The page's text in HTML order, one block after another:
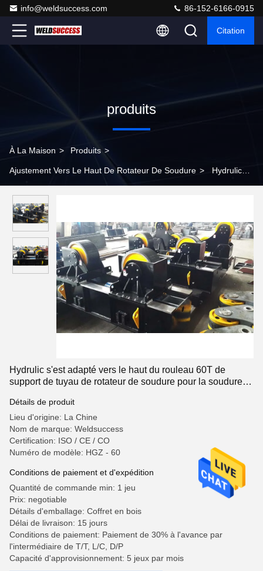
info@weldsuccess.com 86-152-6166-0915
Citation
produits
À La Maison > Produits >
Ajustement Vers Le Haut De Rotateur De Soudure > Hydrulic
rotateur de soudure pour la soudure continue automatique de
cercle
Hydrulic s'est adapté vers le haut du rouleau 60T de
support de tuyau de rotateur de soudure pour la soudure
Détails de produit
Lieu d'origine: La Chine
Nom de marque: Weldsuccess
Certification: ISO / CE / CO
Numéro de modèle: HGZ - 60
Conditions de paiement et d'expédition
Quantité de commande min: 1 jeu
Prix: negotiable
Détails d'emballage: Coffret en bois
Délai de livraison: 15 jours
Conditions de paiement: Paiement de 30% à l'avance par
l'intermédiaire de T/T, L/C, D/P
Capacité d'approvisionnement: 5 jeux par mois